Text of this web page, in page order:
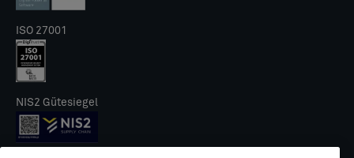
ISO 27001
NIS2 Gütesiegel